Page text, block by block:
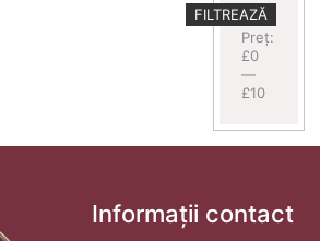
Preț
minim
Preț
maxim
FILTREAZĂ
Preț:
£0
—
£10
Informații contact